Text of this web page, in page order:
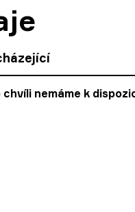
nemáme k